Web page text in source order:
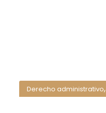
Derecho administrativo,